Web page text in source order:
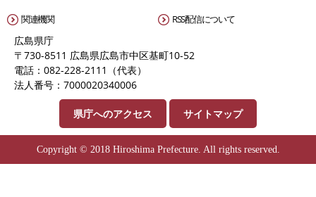
関連機関 RSS配信について
広島県庁
〒730-8511 広島県広島市中区基町10-52
電話：082-228-2111（代表）
法人番号：7000020340006
県庁へのアクセス サイトマップ
Copyright © 2018 Hiroshima Prefecture. All rights reserved.